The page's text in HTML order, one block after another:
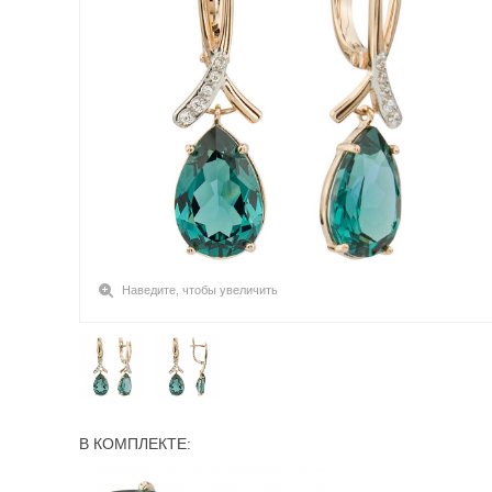
Наведите, чтобы увеличить
В КОМПЛЕКТЕ: